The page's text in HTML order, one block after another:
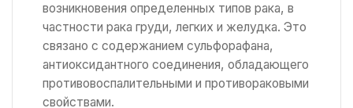
возникновения определенных типов рака, в
частности рака груди, легких и желудка. Это
связано с содержанием сульфорафана,
антиоксидантного соединения, обладающего
противовоспалительными и противораковыми
свойствами.